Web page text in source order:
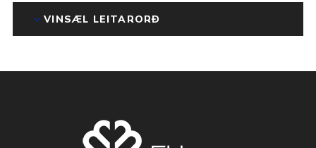
VINSÆL LEITARORÐ